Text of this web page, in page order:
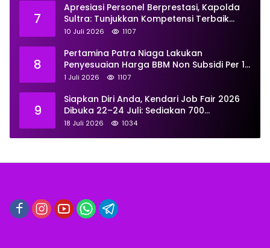
7
Apresiasi Personel Berprestasi, Kapolda
Sultra: Tunjukkan Kompetensi Terbaik
untuk Masyarakat
10 Juli 2026 1107
8
Pertamina Patra Niaga Lakukan
Penyesuaian Harga BBM Non Subsidi Per 1
Juli 2026, Berikut Rinciannya
1 Juli 2026 1107
9
Siapkan Diri Anda, Kendari Job Fair 2026
Dibuka 22–24 Juli: Sediakan 700
Lowongan dari 30 Perusahaan
18 Juli 2026 1034